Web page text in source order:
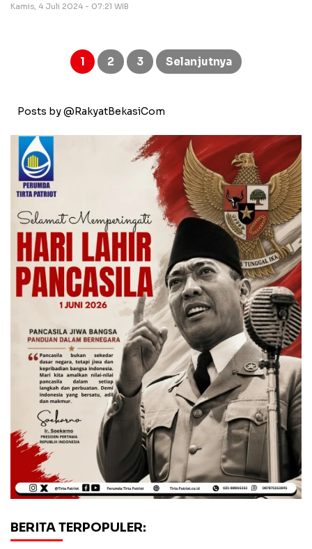
Kamis, 4 Juli 2024 - 07:21 WIB
Paginasi
1 2 3 Selanjutnya
Posts by @RakyatBekasiCom
BERITA TERPOPULER: